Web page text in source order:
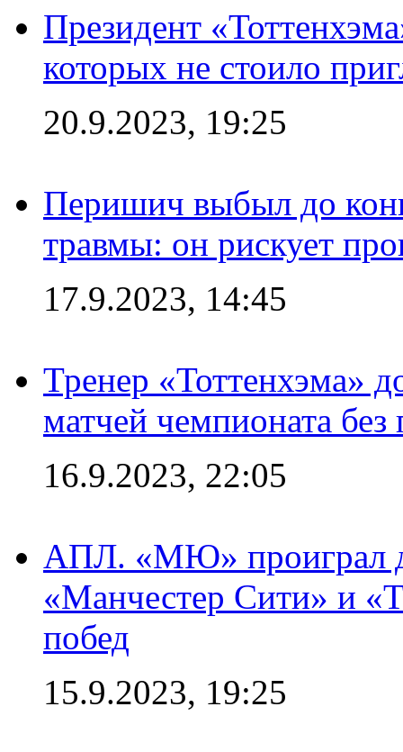
Президент
которых не стоило
20.9.2023, 19:25
Перишич выбыл до
травмы: он рискует
17.9.2023, 14:45
Тренер «Тоттенхэма»
матчей чемпионата
16.9.2023, 22:05
АПЛ. «МЮ» проиграл
«Манчестер Сити» и
побед
15.9.2023, 19:25